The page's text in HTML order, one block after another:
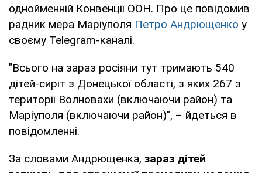
однойменній Конвенції ООН. Про це повідомив
радник мера Маріуполя Петро Андрющенко у
своєму Telegram-каналі.
"Всього на зараз росіяни тут тримають 540
дітей-сиріт з Донецької області, з яких 267 з
території Волновахи (включаючи район) та
Маріуполя (включаючи район)", – йдеться в
повідомленні.
За словами Андрющенка, зараз дітей